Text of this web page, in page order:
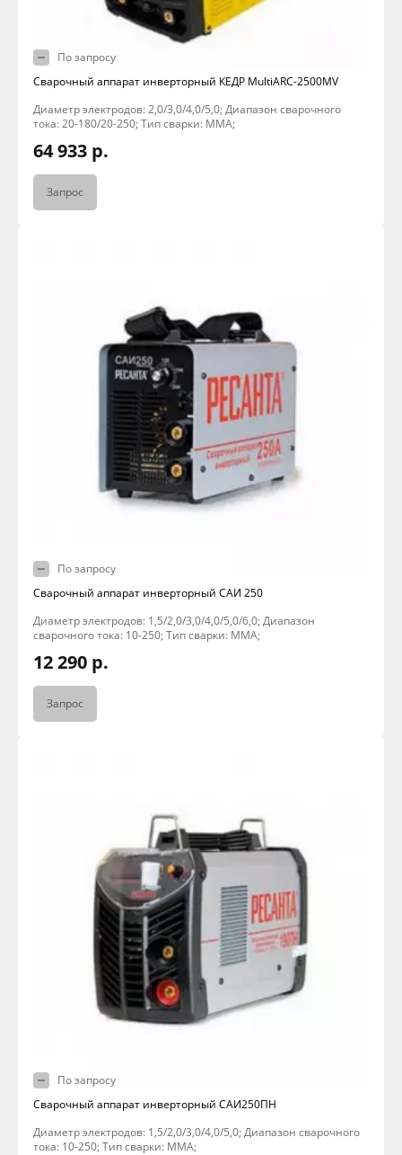
По запросу
Сварочный аппарат инверторный КЕДР MultiARC-2500MV
Диаметр электродов: 2,0/3,0/4,0/5,0; Диапазон сварочного
тока: 20-180/20-250; Тип сварки: MMA;
64 933 р.
Запрос
По запросу
Сварочный аппарат инверторный САИ 250
Диаметр электродов: 1,5/2,0/3,0/4,0/5,0/6,0; Диапазон
сварочного тока: 10-250; Тип сварки: MMA;
12 290 р.
Запрос
По запросу
Сварочный аппарат инверторный САИ250ПН
Диаметр электродов: 1,5/2,0/3,0/4,0/5,0; Диапазон сварочного
тока: 10-250; Тип сварки: MMA;